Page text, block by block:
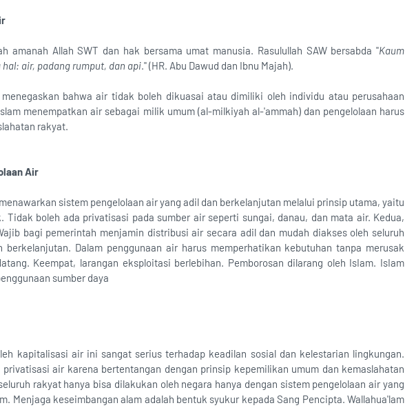
amanah Allah SWT dan hak bersama umat manusia. Rasulullah SAW bersabda "Kaum
air, padang rumput, dan api." (HR. Abu Dawud dan Ibnu Majah).
bahwa air tidak boleh dikuasai atau dimiliki oleh individu atau perusahaan
menempatkan air sebagai milik umum (al-milkiyah al-'ammah) dan pengelolaan harus
rakyat.
Air
sistem pengelolaan air yang adil dan berkelanjutan melalui prinsip utama, yaitu
Tidak boleh ada privatisasi pada sumber air seperti sungai, danau, dan mata air. Kedua,
bagi pemerintah menjamin distribusi air secara adil dan mudah diakses oleh seluruh
berkelanjutan. Dalam penggunaan air harus memperhatikan kebutuhan tanpa merusak
Keempat, larangan eksploitasi berlebihan. Pemborosan dilarang oleh IsIam. IsIam
sumber daya
kapitalisasi air ini sangat serius terhadap keadilan sosial dan kelestarian lingkungan.
air karena bertentangan dengan prinsip kepemilikan umum dan kemaslahatan
rakyat hanya bisa dilakukan oleh negara hanya dengan sistem pengelolaan air yang
Menjaga keseimbangan alam adalah bentuk syukur kepada Sang Pencipta. Wallahua'lam